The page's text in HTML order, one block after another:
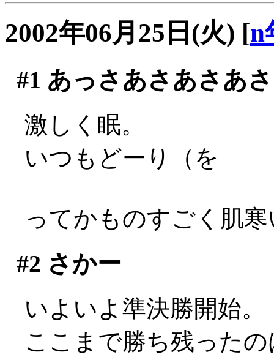
2002年06月25日(火) [n
#1 あっさあさあさあさ
激しく眠。
いつもどーり（を
ってかものすごく肌
#2 さかー
いよいよ準決勝開始。
ここまで勝ち残った